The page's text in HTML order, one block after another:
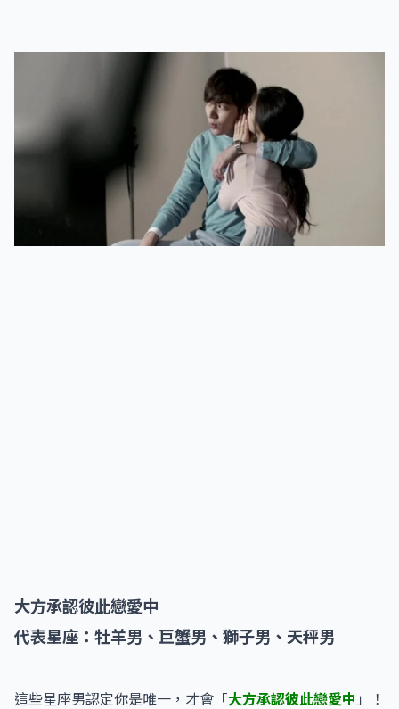
大方承認彼此戀愛中
代表星座：牡羊男、巨蟹男、獅子男、天秤男
這些星座男認定你是唯一，才會「大方承認彼此戀愛中 」！